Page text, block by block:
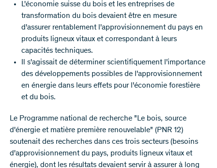
L'économie suisse du bois et les entreprises de
transformation du bois devaient être en mesure
d'assurer rentablement l'approvisionnement du pays en
produits ligneux vitaux et correspondant à leurs
capacités techniques.
Il s'agissait de déterminer scientifiquement l'importance
des développements possibles de l'approvisionnement
en énergie dans leurs effets pour l'économie forestière
et du bois.
Le Programme national de recherche "Le bois, source
d'énergie et matière première renouvelable" (PNR 12)
soutenait des recherches dans ces trois secteurs (besoins
d'approvisionnement du pays, produits ligneux vitaux et
énergie), dont les résultats devaient servir à assurer à long